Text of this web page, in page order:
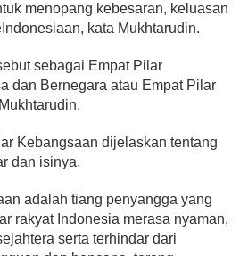
menopang kebesaran, keluasan
kata Mukhtarudin.
sebagai Empat Pilar
dan Bernegara atau Empat Pilar
Kebangsaan dijelaskan tentang
dan isinya.
adalah tiang penyangga yang
rakyat Indonesia merasa nyaman,
serta terhindar dari